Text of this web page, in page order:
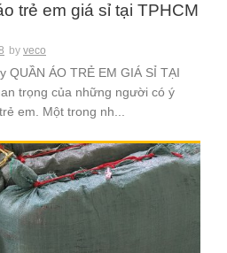
trẻ em giá sỉ tại TPHCM
by veco
QUẦN ÁO TRẺ EM GIÁ SỈ TẠI
trọng của những người có ý
em. Một trong nh...